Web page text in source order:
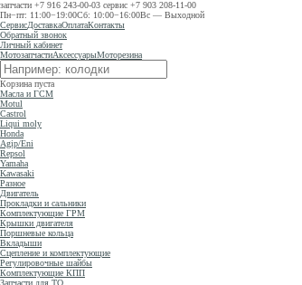
запчасти +7 916 243-00-03 сервис +7 903 208-11-00
Пн−пт: 11:00−19:00Сб: 10:00−16:00Вс — Выходной
СервисДоставкаОплатаКонтакты
Обратный звонок
Личный кабинет
МотозапчастиАксессуарыМоторезина
Корзина пуста
Масла и ГСМ
Motul
Castrol
Liqui moly
Honda
Agip/Eni
Repsol
Yamaha
Kawasaki
Разное
Двигатель
Прокладки и сальники
Комплектующие ГРМ
Крышки двигателя
Поршневые кольца
Вкладыши
Сцепление и комплектующие
Регулировочные шайбы
Комплектующие КПП
Запчасти для ТО